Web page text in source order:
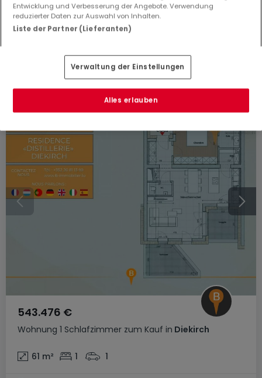
Wohnung 1 Schlafzimmer zum Kauf inDiekirch
56 m² 1 1
Wohnung 1 Schlafzimmer zum Kauf in Diekirch
543.476 €
61 m² 1 1
Entwicklung und Verbesserung der Angebote. Verwendung
reduzierter Daten zur Auswahl von Inhalten.
Liste der Partner (Lieferanten)
Verwaltung der Einstellungen
Alles erlauben